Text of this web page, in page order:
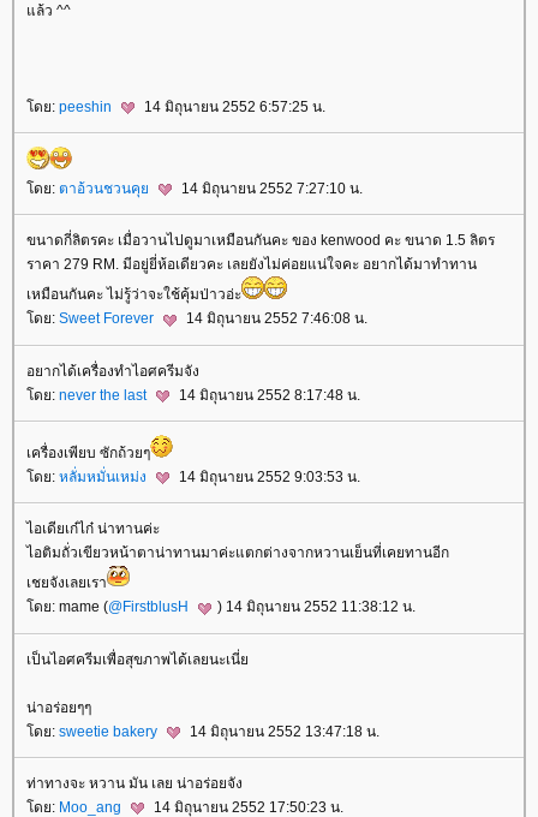
ล้ว ^^
ดย: peeshin 14 มิถุนายน 2552 6:57:25 น.
ดย: ตาอ้วนชวนคุ 14 มิถุนายน 2552 7:27:10 น.
ขนาดกี่ลิตรคะ เมื่อวานไปดูมาเหมือนกันคะ ของ kenwood คะ ขนาด 1.5 ลิตร
ราคา 279 RM. มีอยู่ยี่ห้อเดียวคะ เลยยังไม่ค่อยแน่ใจคะ อยากได้มาทำทาน
เหมือนกันคะ ไม่รู้ว่าจะใช้คุ้มป่าวอ่ะ
ดย: Sweet Forever 14 มิถุนายน 2552 7:46:08 น.
อยากได้เครื่องทำไอศครีมจัง
ดย: never the last 14 มิถุนายน 2552 8:17:48 น.
เครื่องเพียบ ซักถ้วยๆ
ดย: หลั่มหมั่นเหม่ง 14 มิถุนายน 2552 9:03:53 น.
ไอเดียเก๋ไก๋ น่าทานค่ะ
ไอติมถั่วเขียวหน้าตาน่าทานมาค่ะแตกต่างจากหวานเย็นที่เคยทานอีก
เชยจังเลยเรา
ดย: mame (@FirstblusH ) 14 มิถุนายน 2552 11:38:12 น.
เป็นไอศครีมเพื่อสุขภาพได้เลยนะเนี่
น่าอร่อยๆๆ
ดย: sweetie bakery 14 มิถุนายน 2552 13:47:18 น.
ท่าทางจะ หวาน มัน เลย น่าอร่อยจัง
ดย: Moo_ang 14 มิถุนายน 2552 17:50:23 น.